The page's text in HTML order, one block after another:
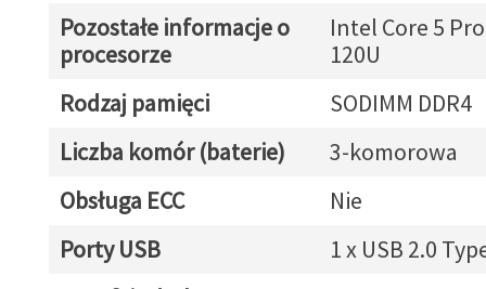
Pozostałe informacje o
procesorze
Intel Core 5
120U
Rodzaj pamięci
SODIMM DDR4
Liczba komór (baterie)
3-komorowa
Obsługa ECC
Nie
Porty USB
1 x USB 2.0